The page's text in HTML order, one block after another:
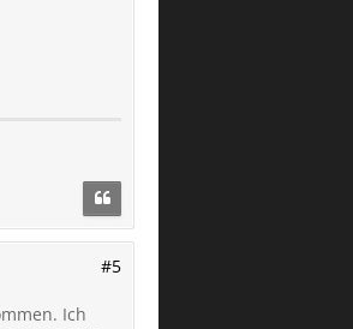
#5
Ich